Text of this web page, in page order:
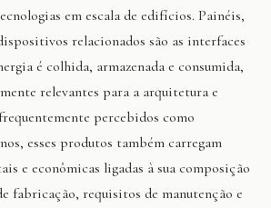
em escala de edifícios. Painéis,
relacionados são as interfaces
é colhida, armazenada e consumida,
relevantes para a arquitetura e
percebidos como
esses produtos também carregam
e econômicas ligadas à sua composição
fabricação, requisitos de manutenção e